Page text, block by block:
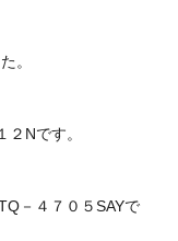
。
Nです。
－４７０５SAYで